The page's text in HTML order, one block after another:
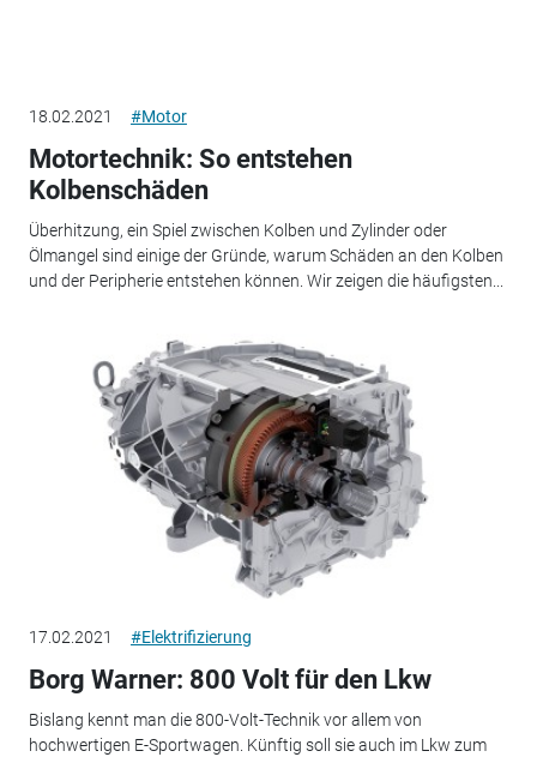
18.02.2021 #Motor
Motortechnik: So entstehen
Kolbenschäden
Überhitzung, ein Spiel zwischen Kolben und Zylinder oder
Ölmangel sind einige der Gründe, warum Schäden an den Kolben
und der Peripherie entstehen können. Wir zeigen die häufigsten...
17.02.2021 #Elektrifizierung
Borg Warner: 800 Volt für den Lkw
Bislang kennt man die 800-Volt-Technik vor allem von
hochwertigen E-Sportwagen. Künftig soll sie auch im Lkw zum